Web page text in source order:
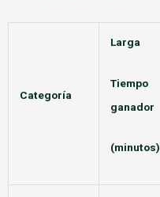
Categoría
Larga
Tiempo
ganador
(minutos)